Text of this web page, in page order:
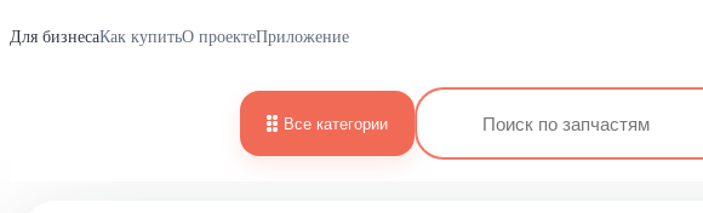
Для бизнесаКак купитьО проектеПриложение
Все категории